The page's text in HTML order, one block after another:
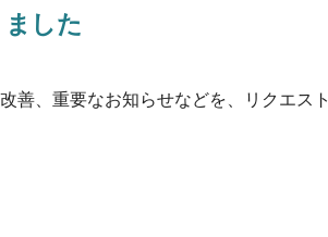
した
善、重要なお知らせなどを、リクエス